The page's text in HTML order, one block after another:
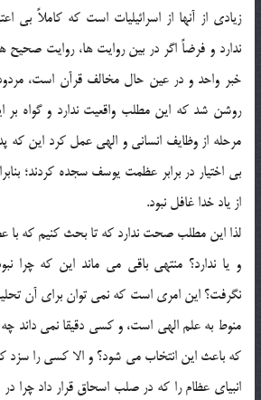
زيادي از آنها از اسرائيليات است كه كاملاً بي
ندارد و فرضاً اگر در بين روايت ها، روايت
روشن شد كه اين مطلب واقعيت ندارد و گواه
مرحله از وظايف انساني و الهي عمل كرد اين كه
بي اختيار در برابر عظمت يوسف سجده كردند؛
از ياد خدا غافل نبود.
لذا این مطلب صحت ندارد که تا بحث کنیم که با
و یا ندارد؟ منتهی باقی می ماند این که چرا
نگرفت؟ این امری است که نمی توان برای آن
منوط به علم الهی است، و کسی دقیقا نمی داند
که باعث این انتخاب می شود؟ و الا کسی را سزد
انبیای عظام را که در صلب اسحاق قرار داد چرا